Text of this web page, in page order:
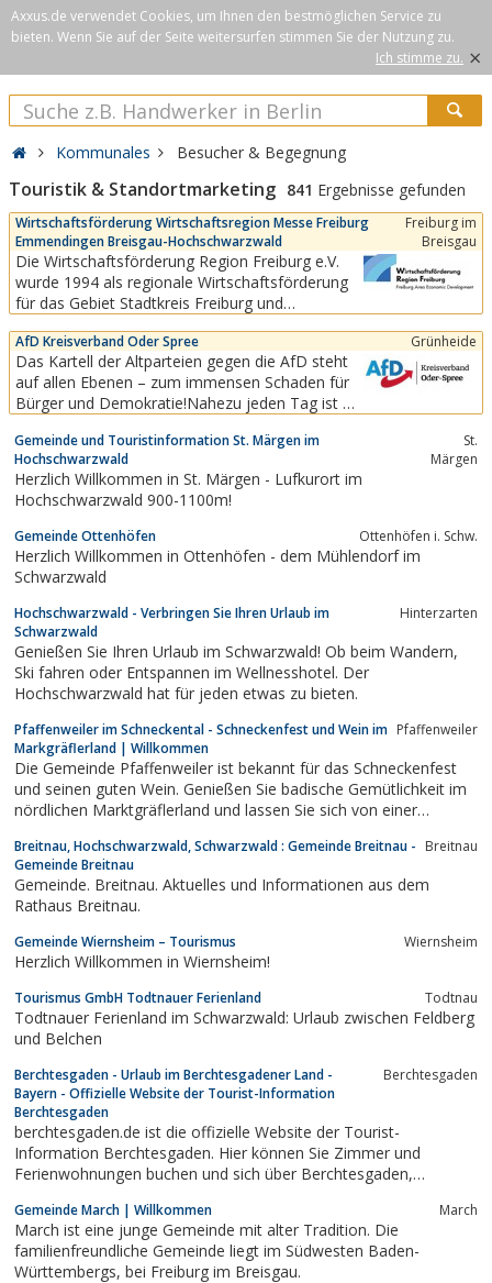
Axxus.de verwendet Cookies, um Ihnen den bestmöglichen Service zu
bieten. Wenn Sie auf der Seite weitersurfen stimmen Sie der Nutzung zu.
Ich stimme zu. ×
Kommunales Besucher & Begegnung
Touristik & Standortmarketing 841 Ergebnisse gefunden
Wirtschaftsförderung Wirtschaftsregion Messe Freiburg
Emmendingen Breisgau-Hochschwarzwald
Freiburg im
Breisgau
Die Wirtschaftsförderung Region Freiburg e.V.
wurde 1994 als regionale Wirtschaftsförderung
für das Gebiet Stadtkreis Freiburg und
Emmendingen als eingetragener Verein mit Sitz
in Freiburg in Süddeutschland gegründet.Das
Team der Wirtschaftsförderung Region Freiburg
hat ein offenes Ohr...
AfD Kreisverband Oder Spree Grünheide
Das Kartell der Altparteien gegen die AfD steht
auf allen Ebenen – zum immensen Schaden für
Bürger und Demokratie!Nahezu jeden Tag ist zu
Ebenen gegen die AfD zu einem höchst
undemokratischen Kartell zusammenschließen.
So soll die AfD aus dem politischen Diskurs
verdrängt und...
Gemeinde und Touristinformation St. Märgen im
Hochschwarzwald
St.
Märgen
Herzlich Willkommen in St. Märgen - Lufkurort im
Hochschwarzwald 900-1100m!
Gemeinde Ottenhöfen Ottenhöfen i. Schw.
Herzlich Willkommen in Ottenhöfen - dem Mühlendorf im
Schwarzwald
Hochschwarzwald - Verbringen Sie Ihren Urlaub im
Schwarzwald
Hinterzarten
Genießen Sie Ihren Urlaub im Schwarzwald! Ob beim Wandern,
Ski fahren oder Entspannen im Wellnesshotel. Der
Hochschwarzwald hat für jeden etwas zu bieten.
Pfaffenweiler im Schneckental - Schneckenfest und Wein im
Markgräflerland | Willkommen
Pfaffenweiler
Die Gemeinde Pfaffenweiler ist bekannt für das Schneckenfest
und seinen guten Wein. Genießen Sie badische Gemütlichkeit im
nördlichen Marktgräflerland und lassen Sie sich von einer
Breitnau, Hochschwarzwald, Schwarzwald : Gemeinde Breitnau -
Gemeinde Breitnau
Breitnau
Gemeinde. Breitnau. Aktuelles und Informationen aus dem
Rathaus Breitnau.
Gemeinde Wiernsheim – Tourismus Wiernsheim
Herzlich Willkommen in Wiernsheim!
Tourismus GmbH Todtnauer Ferienland Todtnau
Todtnauer Ferienland im Schwarzwald: Urlaub zwischen Feldberg
und Belchen
Berchtesgaden - Urlaub im Berchtesgadener Land -
Bayern - Offizielle Website der Tourist-Information
Berchtesgaden
Berchtesgaden
berchtesgaden.de ist die offizielle Website der Tourist-
Information Berchtesgaden. Hier können Sie Zimmer und
Ferienwohnungen buchen und sich über Berchtesgaden,
Obersalzberg und vieles mehr informieren.
Gemeinde March | Willkommen March
March ist eine junge Gemeinde mit alter Tradition. Die
familienfreundliche Gemeinde liegt im Südwesten Baden-
Württembergs, bei Freiburg im Breisgau.